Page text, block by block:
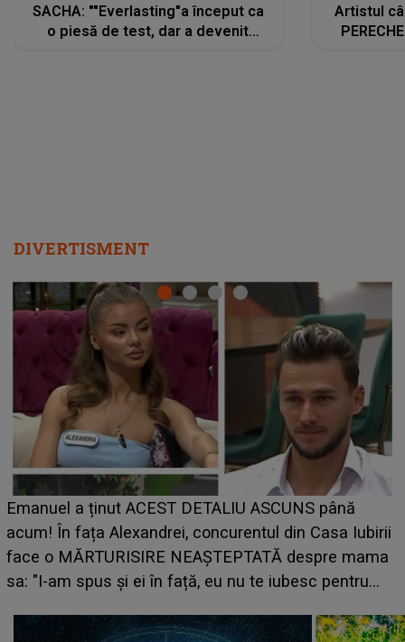
SACHA: ""Everlasting"a început ca
o piesă de test, dar a devenit
Artistul
DIVERTISMENT
LINE-UP UNTOLD ONE, ziua 2. La ce oră urcă pe
scena principală a festivalului Zara Larsson? Artista
suedeză a ajuns deja în România și s-a filmat din
camera de hotel